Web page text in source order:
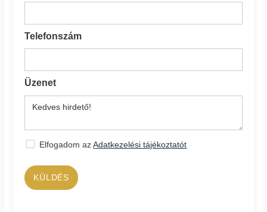
Telefonszám
Üzenet
Elfogadom azAdatkezelési tájékoztatót
KÜLDÉS